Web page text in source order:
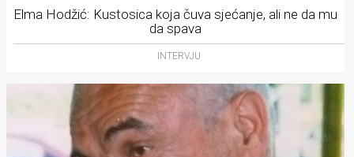
Elma Hodžić: Kustosica koja čuva sjećanje, ali ne da mu
da spava
INTERVJU